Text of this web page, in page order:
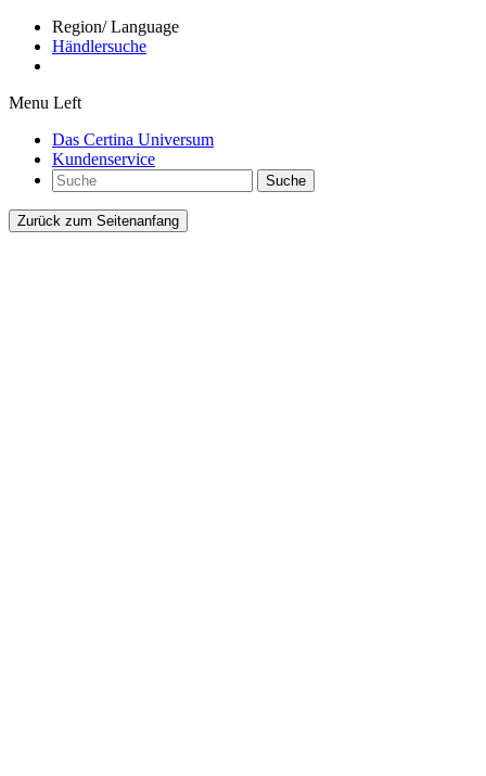
Region/ Language
Händlersuche
Menu Left
Das Certina Universum
Kundenservice
Suche
Zurück zum Seitenanfang